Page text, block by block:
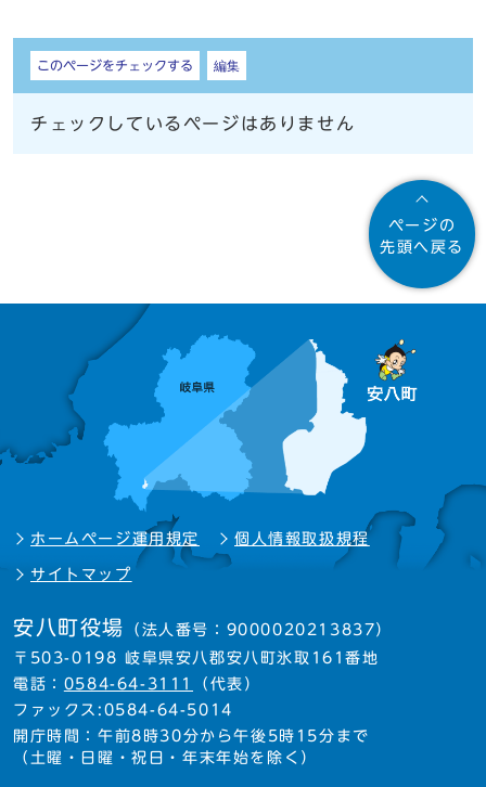
しおり
このページをチェックする 編集
チェックしているページはありません
ページの
先頭へ戻る
ホームページ運用規定 個人情報取扱規程
サイトマップ
安八町役場 （法人番号：9000020213837）
〒503-0198 岐阜県安八郡安八町氷取161番地
電話： 0584-64-3111
（代表）
ファックス:0584-64-5014
開庁時間：午前8時30分から午後5時15分まで
（土曜・日曜・祝日・年末年始を除く）